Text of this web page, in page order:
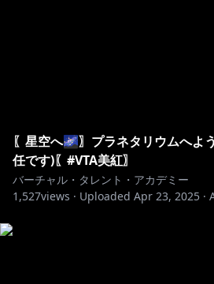
〖星空へ🌌〗プラネタリウムへよ
任です)〖#VTA美紅〗
バーチャル・タレント・アカデミー
1,527views · Uploaded Apr 23, 2025 ·